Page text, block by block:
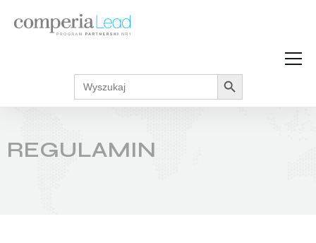
Strefa Wiedzy
Akcje promocyjne
Search
for:
Search Button
REGULAMIN